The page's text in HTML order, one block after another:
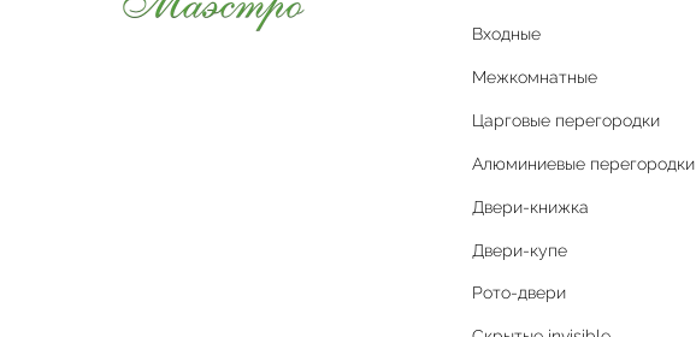
Входные
Межкомнатные
Царговые перегородки
Алюминиевые перегородки
Двери-книжка
Двери-купе
Рото-двери